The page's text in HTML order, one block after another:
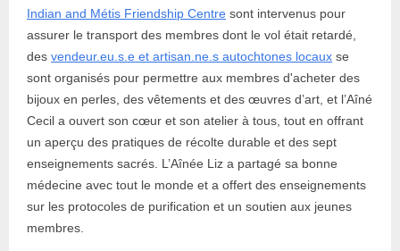
Indian and Métis Friendship Centre sont intervenus pour
assurer le transport des membres dont le vol était retardé,
des vendeur.eu.s.e et artisan.ne.s autochtones locaux se
sont organisés pour permettre aux membres d'acheter des
bijoux en perles, des vêtements et des œuvres d’art, et l’Aîné
Cecil a ouvert son cœur et son atelier à tous, tout en offrant
un aperçu des pratiques de récolte durable et des sept
enseignements sacrés. L’Aînée Liz a partagé sa bonne
médecine avec tout le monde et a offert des enseignements
sur les protocoles de purification et un soutien aux jeunes
membres.